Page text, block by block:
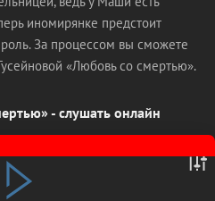
иномирянке предстоит
За процессом вы сможете
«Любовь со смертью».
- слушать онлайн